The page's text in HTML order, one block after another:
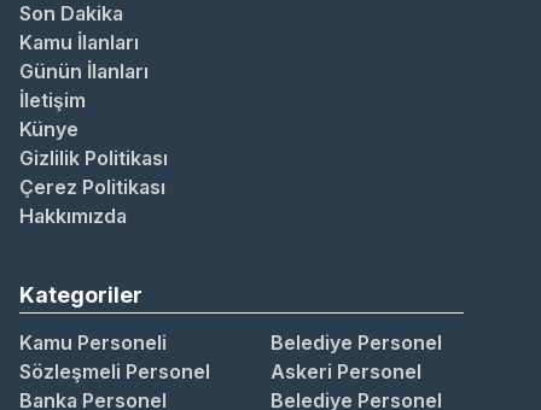
Son Dakika
Kamu İlanları
Günün İlanları
İletişim
Künye
Gizlilik Politikası
Çerez Politikası
Hakkımızda
Kategoriler
Kamu Personeli
Belediye Personel
Sözleşmeli Personel
Askeri Personel
Banka Personel
Belediye Personel